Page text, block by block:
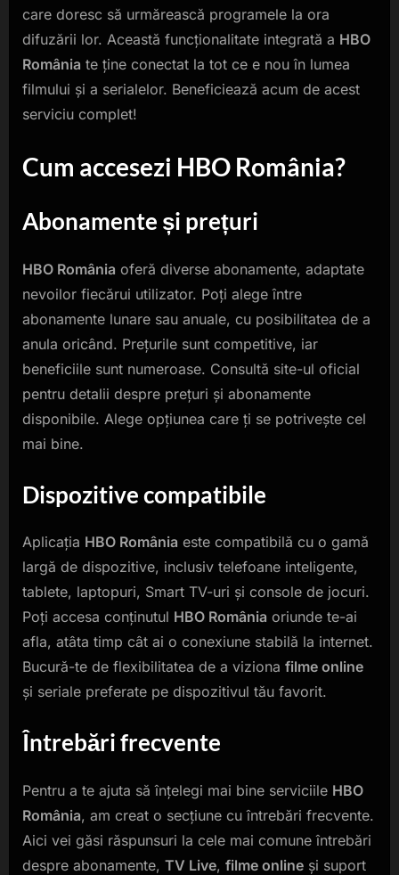
care doresc să urmărească programele la ora
difuzării lor. Această funcționalitate integrată a HBO
România te ține conectat la tot ce e nou în lumea
filmului și a serialelor. Beneficiează acum de acest
serviciu complet!
Cum accesezi HBO România?
Abonamente și prețuri
HBO România oferă diverse abonamente, adaptate
nevoilor fiecărui utilizator. Poți alege între
abonamente lunare sau anuale, cu posibilitatea de a
anula oricând. Prețurile sunt competitive, iar
beneficiile sunt numeroase. Consultă site-ul oficial
pentru detalii despre prețuri și abonamente
disponibile. Alege opțiunea care ți se potrivește cel
mai bine.
Dispozitive compatibile
Aplicația HBO România este compatibilă cu o gamă
largă de dispozitive, inclusiv telefoane inteligente,
tablete, laptopuri, Smart TV-uri și console de jocuri.
Poți accesa conținutul HBO România oriunde te-ai
afla, atâta timp cât ai o conexiune stabilă la internet.
Bucură-te de flexibilitatea de a viziona filme online
și seriale preferate pe dispozitivul tău favorit.
Întrebări frecvente
Pentru a te ajuta să înțelegi mai bine serviciile HBO
România, am creat o secțiune cu întrebări frecvente.
Aici vei găsi răspunsuri la cele mai comune întrebări
despre abonamente, TV Live, filme online și suport